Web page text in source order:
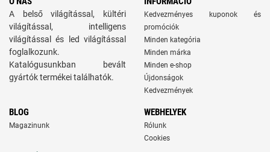
A belső világítással, kültéri
világítással, intelligens
világítással és led világítással
foglalkozunk.
Katalógusunkban bevált
gyártók termékei találhatók.
Kedvezményes kuponok és
promóciók
Minden kategória
Minden márka
Minden e-shop
Újdonságok
Kedvezmények
BLOG
Magazinunk
WEBHELYEK
Rólunk
Cookies